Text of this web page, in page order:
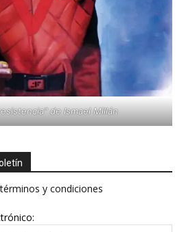
de Ismael Millán
y condiciones